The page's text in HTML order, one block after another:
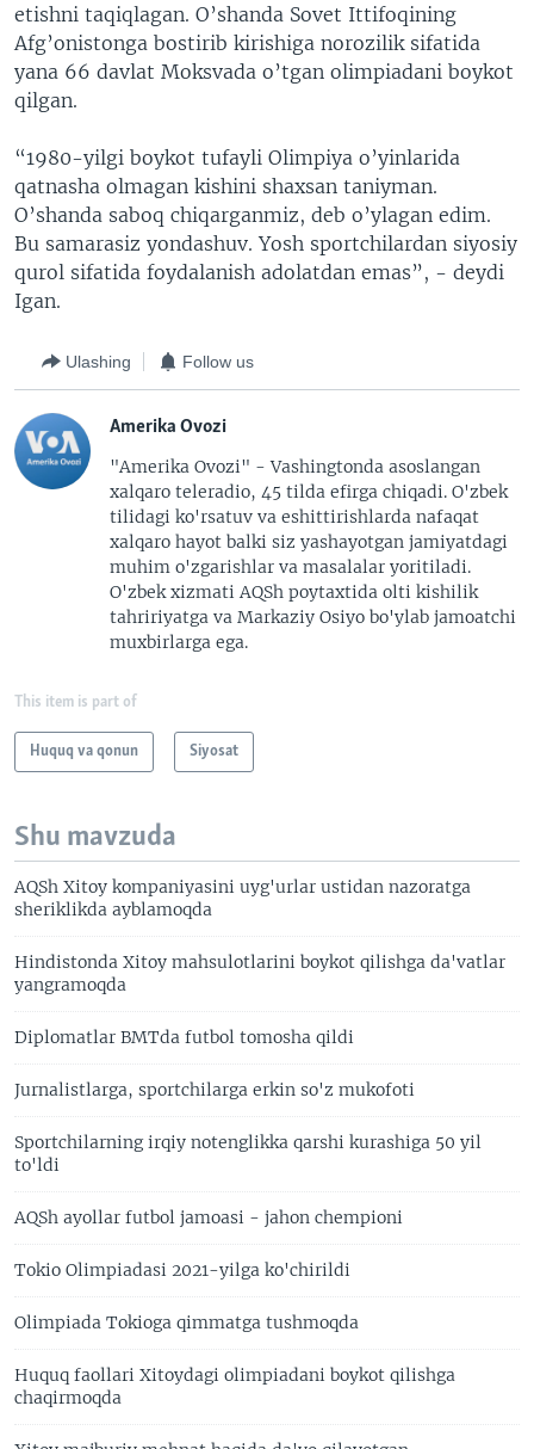
etishni taqiqlagan. O’shanda Sovet Ittifoqining
Afg’onistonga bostirib kirishiga norozilik sifatida
yana 66 davlat Moksvada o’tgan olimpiadani boykot
qilgan.
“1980-yilgi boykot tufayli Olimpiya o’yinlarida
qatnasha olmagan kishini shaxsan taniyman.
O’shanda saboq chiqarganmiz, deb o’ylagan edim.
Bu samarasiz yondashuv. Yosh sportchilardan siyosiy
qurol sifatida foydalanish adolatdan emas”, - deydi
Igan.
Ulashing Follow us
Amerika Ovozi
"Amerika Ovozi" - Vashingtonda asoslangan
xalqaro teleradio, 45 tilda efirga chiqadi. O'zbek
tilidagi ko'rsatuv va eshittirishlarda nafaqat
xalqaro hayot balki siz yashayotgan jamiyatdagi
muhim o'zgarishlar va masalalar yoritiladi.
O'zbek xizmati AQSh poytaxtida olti kishilik
tahririyatga va Markaziy Osiyo bo'ylab jamoatchi
muxbirlarga ega.
This item is part of
Huquq va qonun Siyosat
Shu mavzuda
AQSh Xitoy kompaniyasini uyg'urlar ustidan nazoratga
sheriklikda ayblamoqda
Hindistonda Xitoy mahsulotlarini boykot qilishga da'vatlar
yangramoqda
Diplomatlar BMTda futbol tomosha qildi
Jurnalistlarga, sportchilarga erkin so'z mukofoti
Sportchilarning irqiy notenglikka qarshi kurashiga 50 yil
to'ldi
AQSh ayollar futbol jamoasi - jahon chempioni
Tokio Olimpiadasi 2021-yilga ko'chirildi
Olimpiada Tokioga qimmatga tushmoqda
Huquq faollari Xitoydagi olimpiadani boykot qilishga
chaqirmoqda